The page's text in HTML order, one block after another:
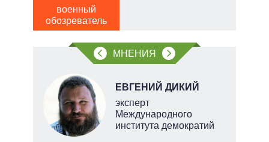
военный
обозреватель
МНЕНИЯ
ЕВГЕНИЙ ДИКИЙ
эксперт
Международного
института демократий